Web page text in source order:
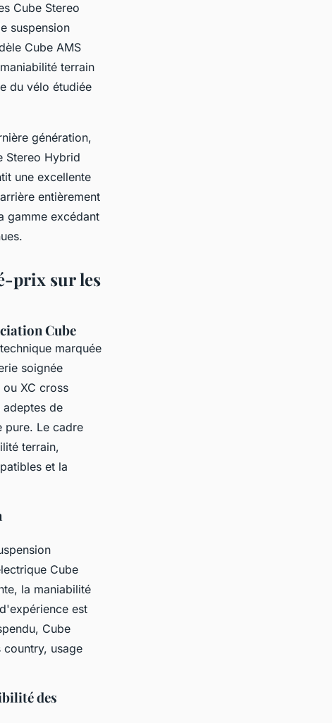
Cube Stereo
suspension
Cube AMS
terrain
du vélo étudiée
génération,
Stereo Hybrid
une excellente
entièrement
gamme excédant
prix sur les
Cube
marquée
soignée
XC cross
de
pure. Le cadre
terrain,
et la
Cube
la maniabilité
est
Cube
usage
des